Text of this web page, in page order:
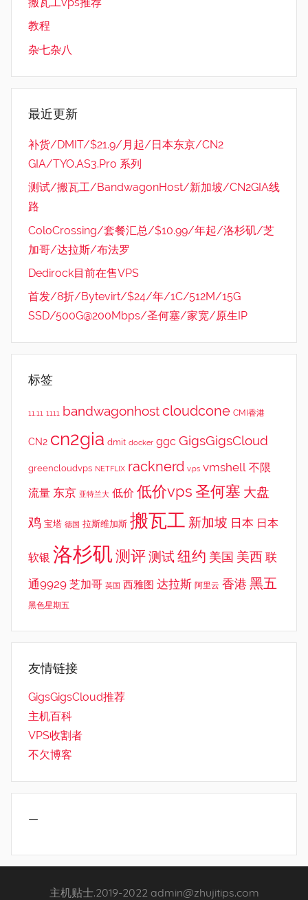
教程
杂七杂八
最近更新
补货/DMIT/$21.9/月起/日本东京/CN2
GIA/TYO.AS3.Pro 系列
测试/搬瓦工/BandwagonHost/新加坡/CN2GIA线
路
ColoCrossing/套餐汇总/$10.99/年起/洛杉矶/芝
加哥/达拉斯/布法罗
Dedirock目前在售VPS
首发/8折/Bytevirt/$24/年/1C/512M/15G
SSD/500G@200Mbps/圣何塞/家宽/原生IP
标签
11.11 1111 bandwagonhostcloudcone CMI香港
CN2 cn2gia dmit docker ggc GigsGigsCloud
greencloudvps NETFLIX racknerd v.ps vmshell 不限
流量 东京 亚特兰大 低价 低价vps 圣何塞 大盘
鸡 宝塔 德国 拉斯维加斯 搬瓦工 新加坡 日本 日本
软银 洛杉矶 测评测试纽约 美国 美西 联
通9929 芝加哥 英国 西雅图 达拉斯 阿里云 香港 黑五
黑色星期五
友情链接
GigsGigsCloud推荐
主机百科
VPS收割者
不欠博客
—
主机贴士.2019-2022 admin@zhujitips.com